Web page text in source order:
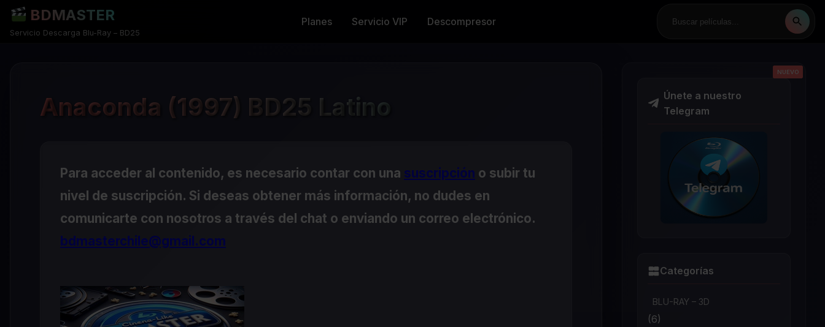
BDMASTER
Servicio Descarga Blu-Ray – BD25
Planes Servicio VIP Descompresor
Anaconda (1997) BD25 Latino
Para acceder al contenido, es necesario contar con una suscripción o subir tu
nivel de suscripción. Si deseas obtener más información, no dudes en
comunicarte con nosotros a través del chat o enviando un correo electrónico.
bdmasterchile@gmail.com
Únete a nuestro
Telegram
Categorías
BLU-RAY – 3D
(6)
NUEVO
NUEVO
NUEVO
NUEVO
NUEVO